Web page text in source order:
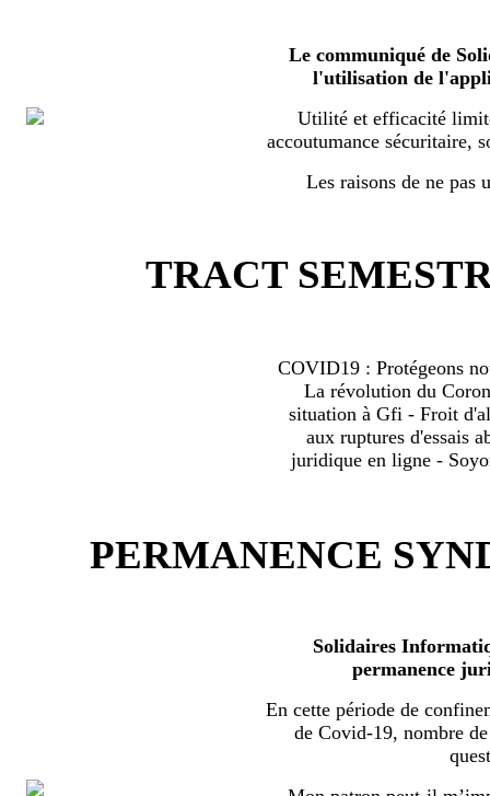
Le communiqué de
l'utilisation de
Utilité et efficacité
accoutumance sécuritaire,
Les raisons de ne pas
TRACT
COVID19 : Protégeons
La révolution du
situation à Gfi - Froit
aux ruptures d'essais
juridique en ligne -
PERMANENCE
Solidaires
permanence
En cette période de
de Covid-19, nombre